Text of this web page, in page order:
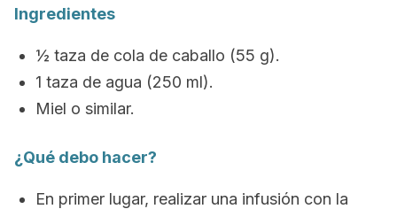
Ingredientes
½ taza de cola de caballo (55 g).
1 taza de agua (250 ml).
Miel o similar.
¿Qué debo hacer?
En primer lugar, realizar una infusión con la